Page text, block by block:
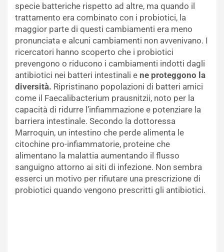
specie batteriche rispetto ad altre, ma quando il
trattamento era combinato con i probiotici, la
maggior parte di questi cambiamenti era meno
pronunciata e alcuni cambiamenti non avvenivano. I
ricercatori hanno scoperto che i probiotici
prevengono o riducono i cambiamenti indotti dagli
antibiotici nei batteri intestinali e ne proteggono la
diversità. Ripristinano popolazioni di batteri amici
come il Faecalibacterium prausnitzii, noto per la
capacità di ridurre l’infiammazione e potenziare la
barriera intestinale. Secondo la dottoressa
Marroquin, un intestino che perde alimenta le
citochine pro-infiammatorie, proteine che
alimentano la malattia aumentando il flusso
sanguigno attorno ai siti di infezione. Non sembra
esserci un motivo per rifiutare una prescrizione di
probiotici quando vengono prescritti gli antibiotici.